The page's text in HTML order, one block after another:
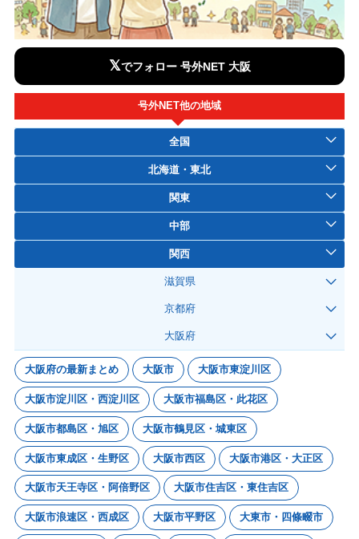
𝕏でフォロー 号外NET 大阪
号外NET他の地域
全国
北海道・東北
関東
中部
関西
滋賀県
京都府
大阪府
大阪府の最新まとめ 大阪市 大阪市東淀川区
大阪市淀川区・西淀川区 大阪市福島区・此花区
大阪市都島区・旭区 大阪市鶴見区・城東区
大阪市東成区・生野区 大阪市西区 大阪市港区・大正区
大阪市天王寺区・阿倍野区 大阪市住吉区・東住吉区
大阪市浪速区・西成区 大阪市平野区 大東市・四條畷市